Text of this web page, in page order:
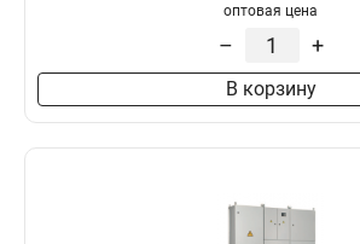
оптовая цена
– +
В корзину